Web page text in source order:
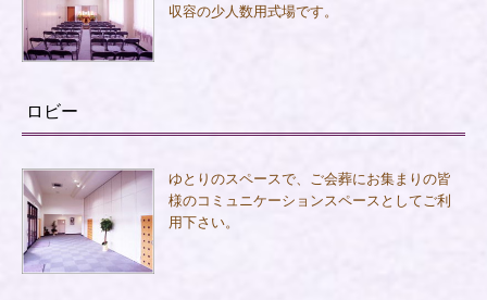
収容の少人数用式場です。
ロビー
ゆとりのスペースで、ご会葬にお集まりの皆
様のコミュニケーションスペースとしてご利
用下さい。